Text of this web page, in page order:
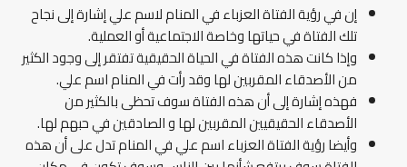
إن في رؤية الفتاة العزباء في المنام لاسم علي إشارة إلى نجاح
تلك الفتاة في حياتها وخاصة الاجتماعية أو العملية.
وإذا كانت هذه الفتاة في الحياة الحقيقية تفتقر إلى وجود الكثير
من الأصدقاء المقربين لها وقد رأت في المنام اسم علي.
فهذه إشارة إلى أن هذه الفتاة سوف تحظى بالكثير من
الأصدقاء الحقيقيين المقربين لها و الصادقين في حبهم لها.
وأيضا رؤية الفتاة العزباء اسم علي في المنام تدل على أن هذه